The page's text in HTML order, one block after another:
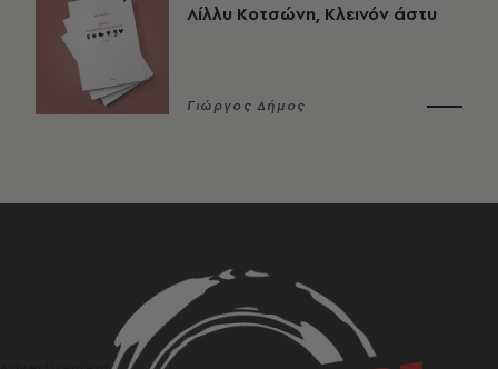
Λίλλυ Κοτσώνη, Κλεινόν άστυ
Γιώργος Δήμος